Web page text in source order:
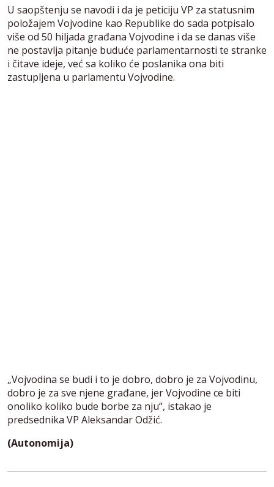
U saopštenju se navodi i da je peticiju VP za statusnim
položajem Vojvodine kao Republike do sada potpisalo
više od 50 hiljada građana Vojvodine i da se danas više
ne postavlja pitanje buduće parlamentarnosti te stranke
i čitave ideje, već sa koliko će poslanika ona biti
zastupljena u parlamentu Vojvodine.
„Vojvodina se budi i to je dobro, dobro je za Vojvodinu,
dobro je za sve njene građane, jer Vojvodine ce biti
onoliko koliko bude borbe za nju“, istakao je
predsednika VP Aleksandar Odžić.
(Autonomija)